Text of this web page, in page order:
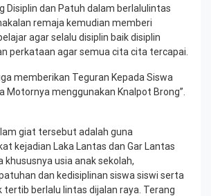
Disiplin dan Patuh dalam berlalulintas
remaja kemudian memberi
agar selalu disiplin baik disiplin
perkataan agar semua cita cita tercapai.
memberikan Teguran Kepada Siswa
Motornya menggunakan Knalpot Brong”.
giat tersebut adalah guna
kejadian Laka Lantas dan Gar Lantas
khususnya usia anak sekolah,
dan kedisiplinan siswa siswi serta
tertib berlalu lintas dijalan raya. Terang